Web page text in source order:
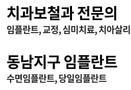
치과보철과 전문의
임플란트, 교정, 심미치료, 치아살
동남지구 임플란트
수면임플란트, 당일임플란트